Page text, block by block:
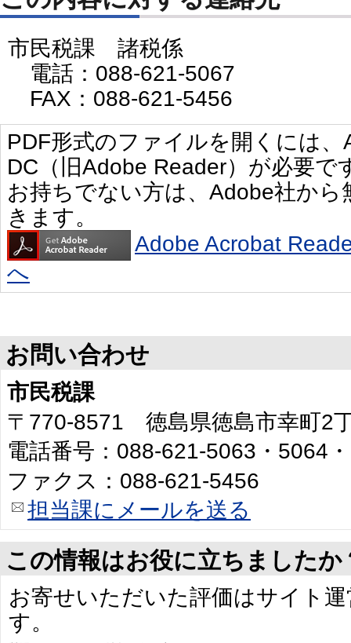
市民税課 諸税係
電話：088-621-5067
FAX：088-621-5456
PDF形式のファイルを開くには
DC（旧Adobe Reader）が必要で
お持ちでない方は、Adobe社か
きます。
Adobe Acrobat
へ
お問い合わせ
市民税課
〒770-8571 徳島県徳島市幸町2
電話番号：088-621-5063・5064
ファクス：088-621-5456
担当課にメールを送る
この情報はお役に立ちましたか
お寄せいただいた評価はサイト
す。